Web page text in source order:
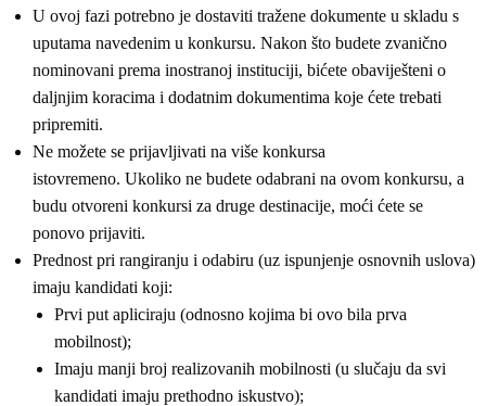
U ovoj fazi potrebno je dostaviti tražene dokumente u skladu s
uputama navedenim u konkursu. Nakon što budete zvanično
nominovani prema inostranoj instituciji, bićete obaviješteni o
daljnjim koracima i dodatnim dokumentima koje ćete trebati
pripremiti.
Ne možete se prijavljivati na više konkursa
istovremeno. Ukoliko ne budete odabrani na ovom konkursu, a
budu otvoreni konkursi za druge destinacije, moći ćete se
ponovo prijaviti.
Prednost pri rangiranju i odabiru (uz ispunjenje osnovnih uslova)
imaju kandidati koji:
Prvi put apliciraju (odnosno kojima bi ovo bila prva
mobilnost);
Imaju manji broj realizovanih mobilnosti (u slučaju da svi
kandidati imaju prethodno iskustvo);